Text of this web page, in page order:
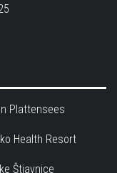
Plattensees
Health Resort
Štiavnice